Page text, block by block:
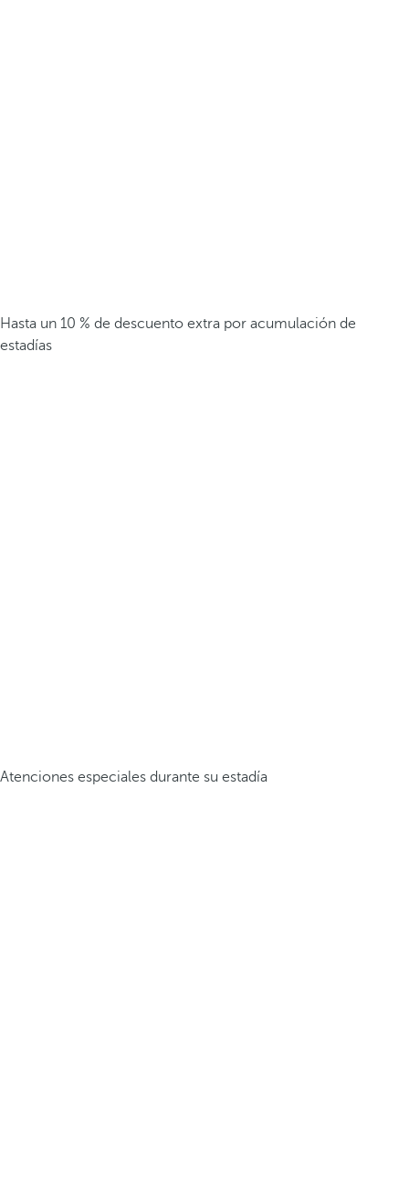
Hasta un 10 % de descuento extra por acumulación de
estadías
Atenciones especiales durante su estadía